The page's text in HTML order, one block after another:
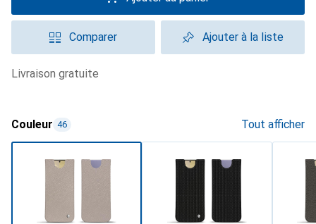
Comparer Ajouter à la liste
livraison gratuite
Couleur 46 Tout afficher